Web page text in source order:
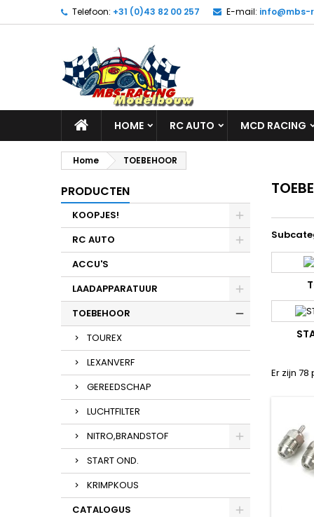
Telefoon: +31 (0)43 82 00 257 E-mail: info@mbs-
HOME RC AUTO MCD RACING
Home TOEBEHOOR
PRODUCTEN
KOOPJES!
RC AUTO
ACCU'S
LAADAPPARATUUR
TOEBEHOOR
TOUREX
LEXANVERF
GEREEDSCHAP
LUCHTFILTER
NITRO,BRANDSTOF
START OND.
KRIMPKOUS
CATALOGUS
Er zijn